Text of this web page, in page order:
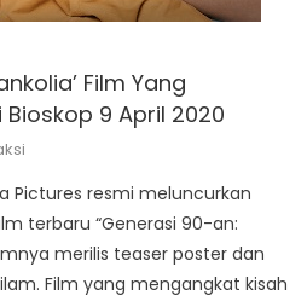
Film Yang
9 April 2020
Pictures resmi meluncurkan
terbaru “Generasi 90-an:
merilis teaser poster dan
Film yang mengangkat kisah